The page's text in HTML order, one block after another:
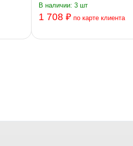
В наличии: 3 шт
1 708 ₽ по карте клиента